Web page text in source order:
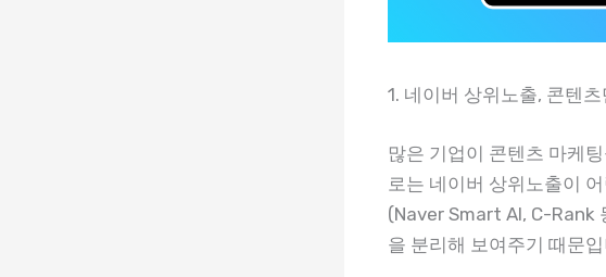
1. 네이버 상위노출, 콘텐
많은 기업이 콘텐츠 마케
로는 네이버 상위노출이
(Naver Smart AI, C-Rank
을 분리해 보여주기 때문